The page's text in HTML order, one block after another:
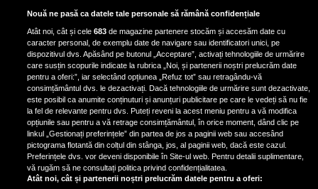
Bruce Dickinson, solistul trupei
Iron Maiden, şi-a arătat talentul
de scrimer la un concurs în Franţa
Nicki Minaj, acuzată de agresiune
de fostul manager: Detalii șocante
din proces
Nicki Minaj le-a lăudat pe...
Nouă ne pasă ca datele tale personale să rămână confidențiale
Atât noi, cât și cele683 de magazine partenere stocăm și accesăm date cu
caracter personal, de exemplu date de navigare sau identificatori unici, pe
dispozitivul dvs. Apăsând pe butonul „Acceptare”, activați tehnologiile de urmărire
care susțin scopurile indicate la rubrica „Noi, și partenerii noștri prelucrăm date
pentru a oferi:”, iar selectând opțiunea „Refuz tot” sau retragându-vă
consimțământul dvs. le dezactivați. Dacă tehnologiile de urmărire sunt dezactivate,
este posibil ca anumite conținuturi și anunțuri publicitare pe care le vedeți să nu fie
la fel de relevante pentru dvs. Puteți reveni la acest meniu pentru a vă modifica
opțiunile sau pentru a vă retrage consimțământul, în orice moment, dând clic pe
linkul „Gestionați preferințele” din partea de jos a paginii web sau accesând
pictograma flotantă din colțul din stânga, jos, al paginii web, dacă este cazul.
Preferințele dvs. vor deveni disponibile în Site-ul web. Pentru detalii suplimentare,
vă rugăm să ne consultați politica privind confidențialitatea.
Atât noi, cât și partenerii noștri prelucrăm datele pentru a oferi: